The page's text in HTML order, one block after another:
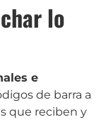
lo
e
de barra a
que reciben y